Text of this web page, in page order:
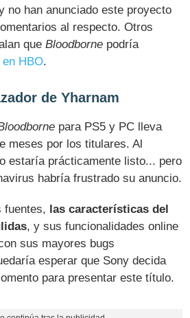
no han anunciado este proyecto
al respecto. Otros
queBloodborne podría
HBO.
de Yharnam
para PS5 y PC lleva
meses por los titulares. Al
estaría prácticamente listo... pero
habría frustrado su anuncio.
fuentes, las características del
, y sus funcionalidades online
sus mayores bugs
esperar que Sony decida
para presentar este título.